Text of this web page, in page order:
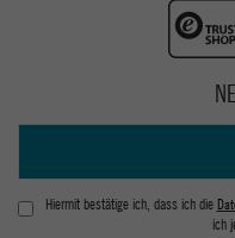
Hiermit bestätige ich, dass ich die
ich